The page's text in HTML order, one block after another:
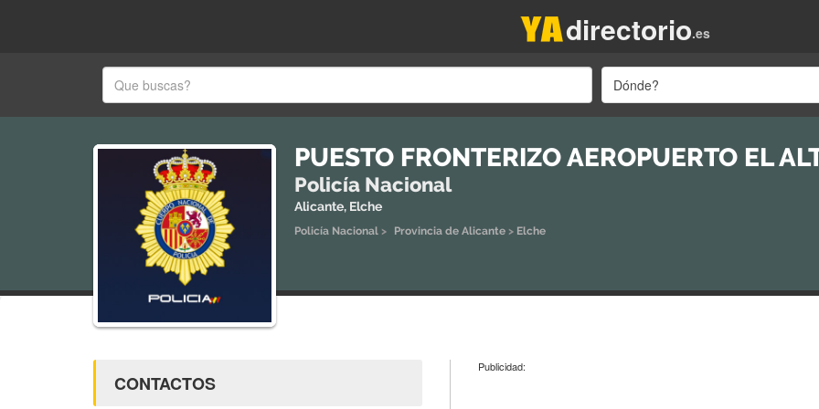
.es
directorio
Dónde?
PUESTO FRONTERIZO AEROPUERTO EL
Policía Nacional
Alicante, Elche
Policía Nacional > Provincia de Alicante > Elche
CONTACTOS
Publicidad: